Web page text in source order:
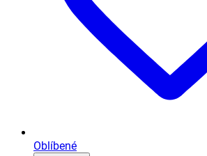
Oblíbené